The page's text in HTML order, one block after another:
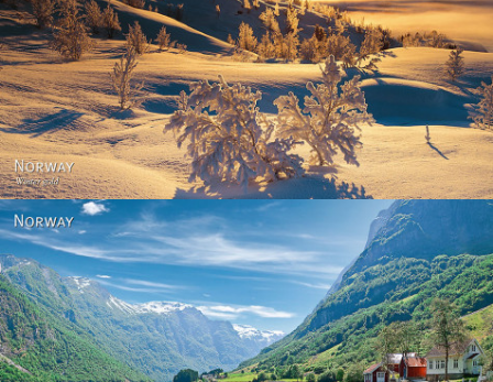
Norway - Winter gold
Norway